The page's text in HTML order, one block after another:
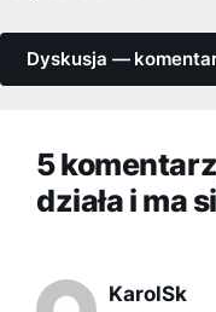
Dyskusja —
5
działa i ma
KarolSk